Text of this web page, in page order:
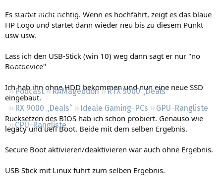
Neue Beiträge
Neueste Aktivitäten
Regeln
Podcast RAMageddon
RTX 5000 „Deals“
RX 9000 „Deals“
Ideale Gaming-PCs
GPU-Rangliste
CPU-Rangliste
Es startet nicht richtig. Wenn es hochfährt, zeigt es das blaue
HP Logo und startet dann wieder neu bis zu diesem Punkt
usw usw.
Lass ich den USB-Stick (win 10) weg dann sagt er nur "no
Bootdevice"
Ich hab ihn ohne HDD bekommen und nun eine neue SSD
eingebaut.
Rücksetzen des BIOS hab ich schon probiert. Genauso wie
legacy und uefi Boot. Beide mit dem selben Ergebnis.
Secure Boot aktivieren/deaktivieren war auch ohne Ergebnis.
USB Stick mit Linux führt zum selben Ergebnis.